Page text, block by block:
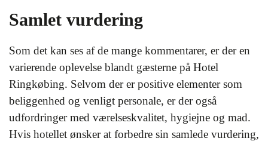
Samlet vurdering
Som det kan ses af de mange kommentarer, er der en
varierende oplevelse blandt gæsterne på Hotel
Ringkøbing. Selvom der er positive elementer som
beliggenhed og venligt personale, er der også
udfordringer med værelseskvalitet, hygiejne og mad.
Hvis hotellet ønsker at forbedre sin samlede vurdering,